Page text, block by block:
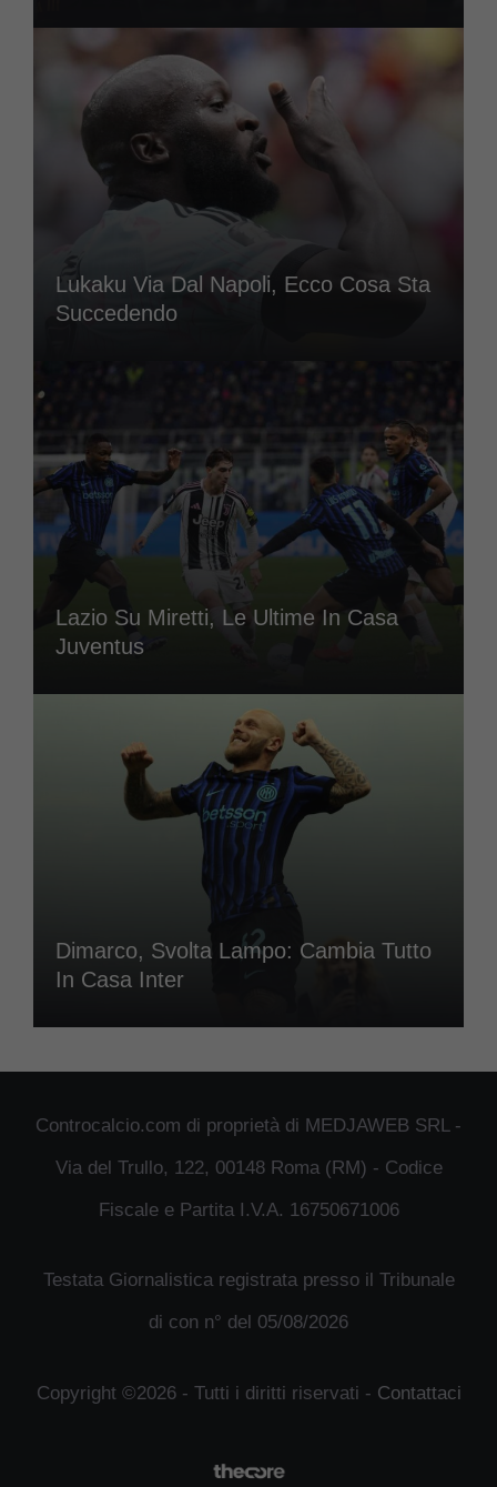
Lukaku Via Dal Napoli, Ecco Cosa Sta
Succedendo
Lazio Su Miretti, Le Ultime In Casa
Juventus
Dimarco, Svolta Lampo: Cambia Tutto
In Casa Inter
Controcalcio.com di proprietà di MEDJAWEB SRL -
Via del Trullo, 122, 00148 Roma (RM) - Codice
Fiscale e Partita I.V.A. 16750671006
Testata Giornalistica registrata presso il Tribunale
di con n° del 05/08/2026
Copyright ©2026 - Tutti i diritti riservati - Contattaci